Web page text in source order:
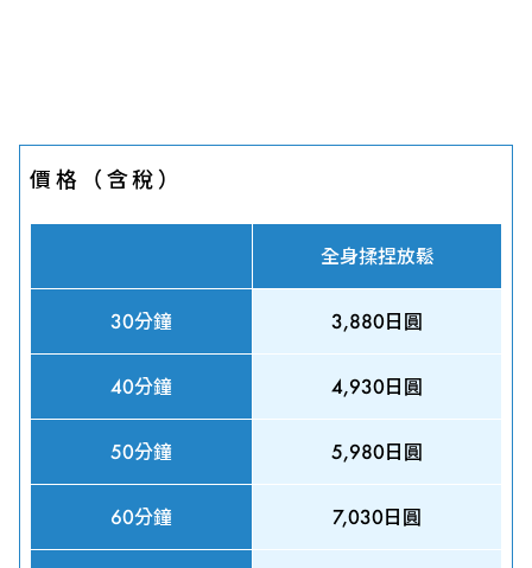
價格（含稅）
全身揉捏放鬆
30分鐘 3,880日圓
40分鐘 4,930日圓
50分鐘 5,980日圓
60分鐘 7,030日圓